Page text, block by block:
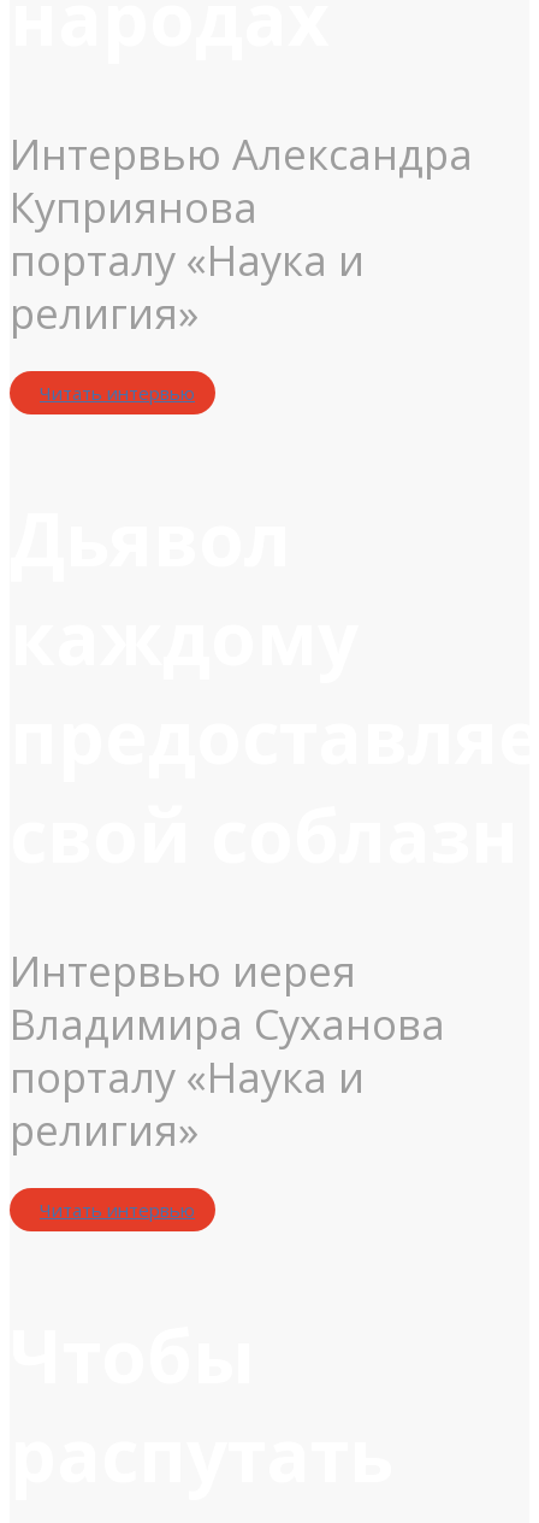
Интервью Александра
Куприянова
порталу «Наука и
религия»
Читать интервью
Интервью иерея
Владимира Суханова
порталу «Наука и
религия»
Читать интервью